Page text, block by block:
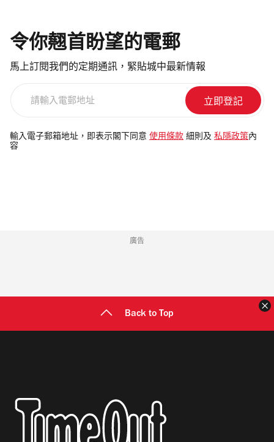
令你翹首盼望的電郵
馬上訂閱我們的定期通訊，緊貼城中最新情報
電
郵
輸入電子郵箱地址，即表示閣下同意 使用條款 細則及 私隱政策 內
容
廣告
Back to Top